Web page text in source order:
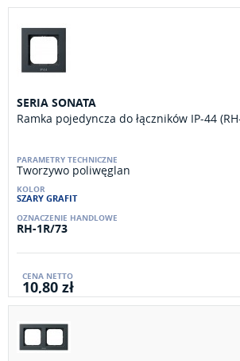
SERIA SONATA
Ramka pojedyncza do łączników IP-44
Tworzywo poliwęglan
SZARY GRAFIT
RH-1R/73
10,80 zł